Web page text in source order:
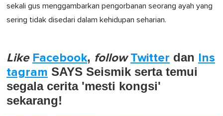
sekali gus menggambarkan pengorbanan seorang ayah yang
sering tidak disedari dalam kehidupan seharian.
Like Facebook, follow Twitter dan Ins
tagram SAYS Seismik serta temui
segala cerita 'mesti kongsi'
sekarang!